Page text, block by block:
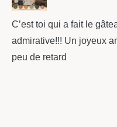
C’est toi qui a fait le
admirative!!! Un joyeux
peu de retard